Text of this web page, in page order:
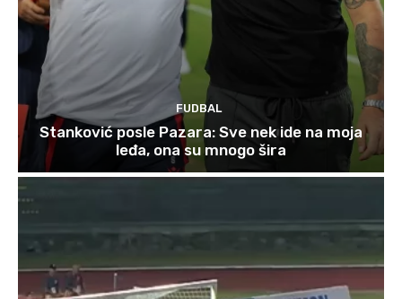
FUDBAL
Stanković posle Pazara: Sve nek ide na moja
leđa, ona su mnogo šira